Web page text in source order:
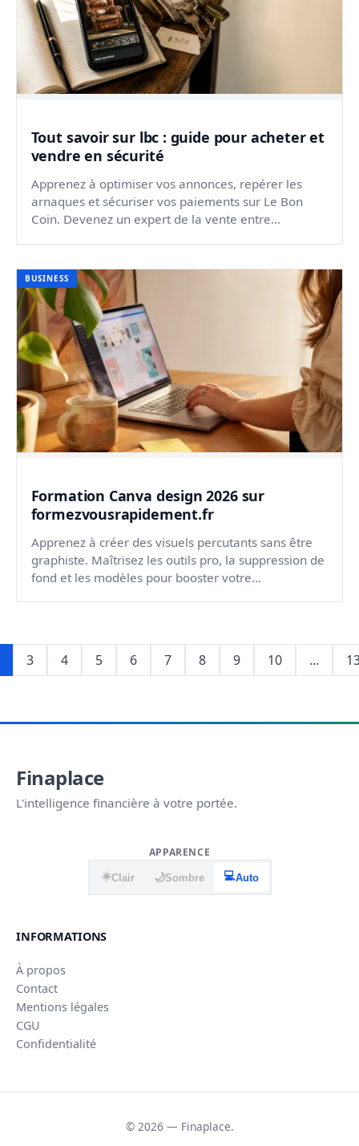
Tout savoir sur lbc : guide pour acheter et
vendre en sécurité
Apprenez à optimiser vos annonces, repérer les
arnaques et sécuriser vos paiements sur Le Bon
Coin. Devenez un expert de la vente entre
BUSINESS
Formation Canva design 2026 sur
formezvousrapidement.fr
Apprenez à créer des visuels percutants sans être
graphiste. Maîtrisez les outils pro, la suppression de
fond et les modèles pour booster votre
3 4 5 6 7 8 9 10 ...
Finaplace
L'intelligence financière à votre portée.
APPARENCE
☀️Clair 🌙Sombre 💻Auto
INFORMATIONS
À propos
Contact
Mentions légales
CGU
Confidentialité
© 2026 — Finaplace.